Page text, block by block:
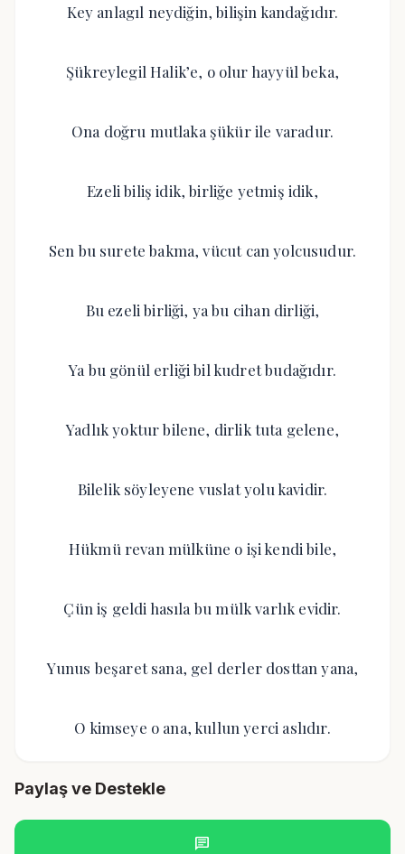
Key anlagıl neydiğin, bilişin kandağıdır.
Şükreylegil Halik’e, o olur hayyül beka,
Ona doğru mutlaka şükür ile varadur.
Ezeli biliş idik, birliğe yetmiş idik,
Sen bu surete bakma, vücut can yolcusudur.
Bu ezeli birliği, ya bu cihan dirliği,
Ya bu gönül erliği bil kudret budağıdır.
Yadlık yoktur bilene, dirlik tuta gelene,
Bilelik söyleyene vuslat yolu kavidir.
Hükmü revan mülküne o işi kendi bile,
Çün iş geldi hasıla bu mülk varlık evidir.
Yunus beşaret sana, gel derler dosttan yana,
O kimseye o ana, kullun yerci aslıdır.
Paylaş ve Destekle
chat